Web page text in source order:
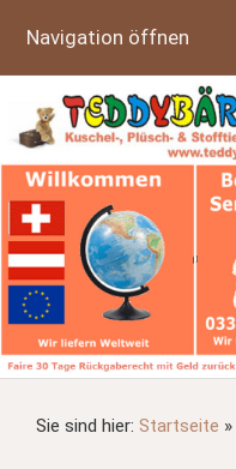
Navigation öffnen
Sie sind hier: Startseite »